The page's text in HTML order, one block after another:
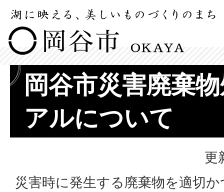
岡谷市災害廃棄
アルについて
更
災害時に発生する廃棄物を適切